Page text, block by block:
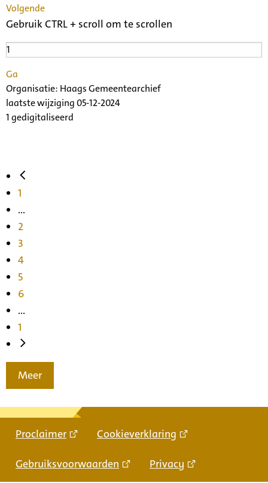
Volgende
Gebruik CTRL + scroll om te scrollen
Ga
Organisatie: Haags Gemeentearchief
laatste wijziging 05-12-2024
1 gedigitaliseerd
1
...
2
3
4
5
6
...
1
Meer
Proclaimer Cookieverklaring
Gebruiksvoorwaarden Privacy